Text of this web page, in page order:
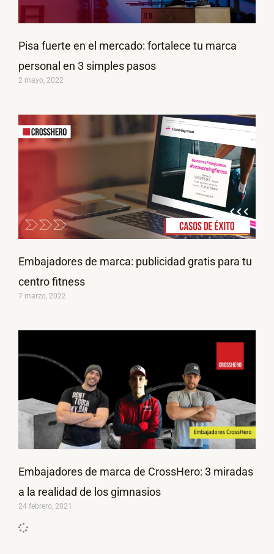
Pisa fuerte en el mercado: fortalece tu marca
personal en 3 simples pasos
2 mayo, 2022
Embajadores de marca: publicidad gratis para tu
centro fitness
7 marzo, 2022
Embajadores de marca de CrossHero: 3 miradas
a la realidad de los gimnasios
24 febrero, 2021